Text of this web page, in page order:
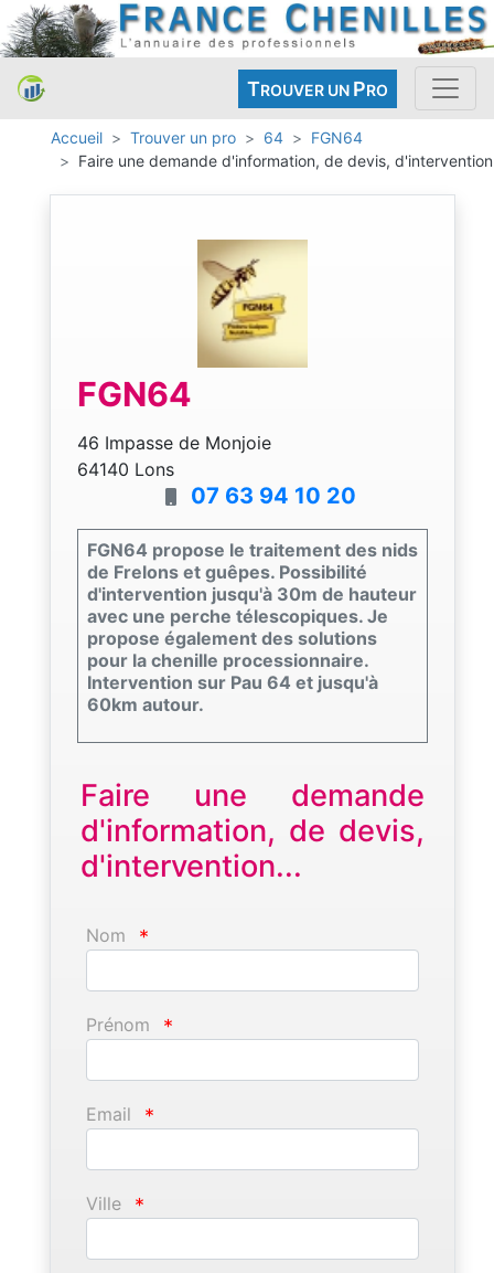
TROUVER UN PRO
Accueil Trouver un pro 64
FGN64
Faire une demande d'information, de devis, d'intervention
FGN64
46 Impasse de Monjoie
64140 Lons
07 63 94 10 20
FGN64 propose le traitement des nids
de Frelons et guêpes. Possibilité
d'intervention jusqu'à 30m de hauteur
avec une perche télescopiques. Je
propose également des solutions
pour la chenille processionnaire.
Intervention sur Pau 64 et jusqu'à
60km autour.
Faire une demande
d'information, de devis,
d'intervention...
Nom *
Prénom *
Email *
Ville *